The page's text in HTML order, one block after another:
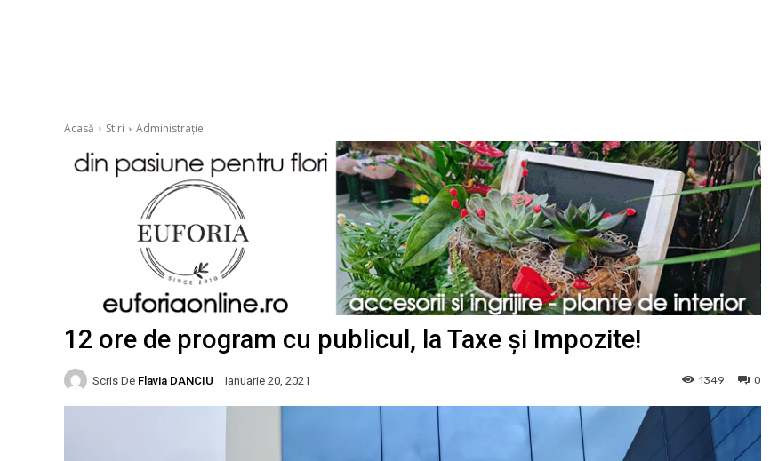
Acasă Stiri Administrație
12 ore de program cu publicul, la Taxe și Impozite!
Scris De Flavia DANCIU Ianuarie 20, 2021 0
1349